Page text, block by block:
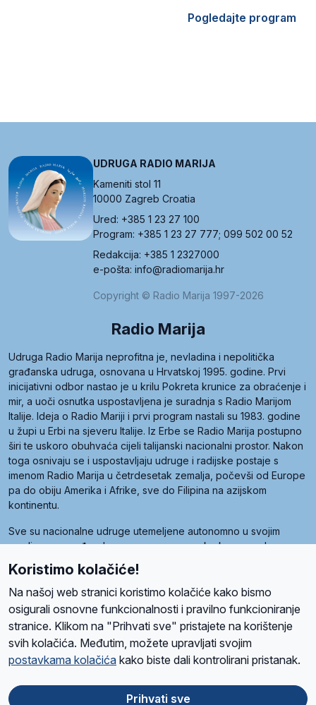
Pogledajte program
UDRUGA RADIO MARIJA
Kameniti stol 11
10000 Zagreb Croatia
Ured: +385 1 23 27 100
Program: +385 1 23 27 777; 099 502 00 52
Redakcija: +385 1 2327000
e-pošta: info@radiomarija.hr
Copyright © Radio Marija 1997-2026
Radio Marija
Udruga Radio Marija neprofitna je, nevladina i nepolitička
građanska udruga, osnovana u Hrvatskoj 1995. godine. Prvi
inicijativni odbor nastao je u krilu Pokreta krunice za obraćenje i
mir, a uoči osnutka uspostavljena je suradnja s Radio Marijom
Italije. Ideja o Radio Mariji i prvi program nastali su 1983. godine
u župi u Erbi na sjeveru Italije. Iz Erbe se Radio Marija postupno
širi te uskoro obuhvaća cijeli talijanski nacionalni prostor. Nakon
toga osnivaju se i uspostavljaju udruge i radijske postaje s
imenom Radio Marija u četrdesetak zemalja, počevši od Europe
pa do obiju Amerika i Afrike, sve do Filipina na azijskom
kontinentu.
Sve su nacionalne udruge utemeljene autonomno u svojim
zemljama, a međusobna su povezane preko krovne udruge
pod nazivom Svjetska obitelj Radio Marije (World Family of
Radio Maria). Svjetsku obitelj utemeljilo je sedam članica, među
kojima je i hrvatska Udruga Radio Marija.
O namaRadio ProgramVolonteriPrijateljiKontaktPravila privatnosti
Ova stranica je zaštićena Google reCAPTCHA sustavom
Koristimo kolačiće!
Na našoj web stranici koristimo kolačiće kako bismo
osigurali osnovne funkcionalnosti i pravilno funkcioniranje
stranice. Klikom na "Prihvati sve" pristajete na korištenje
svih kolačića. Međutim, možete upravljati svojim
postavkama kolačića kako biste dali kontrolirani pristanak.
Prihvati sve